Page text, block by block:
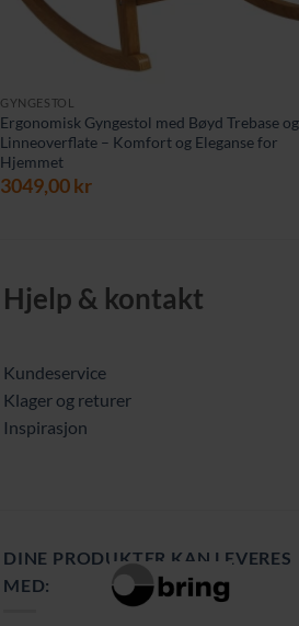
GYNGESTOL
Ergonomisk Gyngestol med Bøyd Trebase og
Linneoverflate – Komfort og Eleganse for
Hjemmet
3049,00kr
Hjelp & kontakt
Kundeservice
Klager og returer
Inspirasjon
DINE PRODUKTER KAN LEVERES
MED: